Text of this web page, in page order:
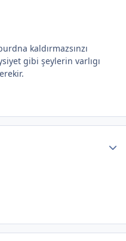
kaldırmazsınzı
gibi şeylerin varlıgı